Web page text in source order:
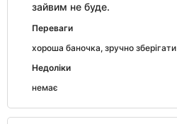
зайвим не буде.
Переваги
хороша баночка, зручно зберігати
Недоліки
немає